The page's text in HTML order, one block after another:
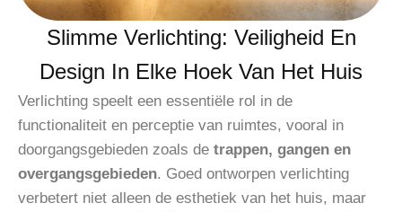
Slimme Verlichting: Veiligheid En
Design In Elke Hoek Van Het Huis
Verlichting speelt een essentiële rol in de
functionaliteit en perceptie van ruimtes, vooral in
doorgangsgebieden zoals de trappen, gangen en
overgangsgebieden. Goed ontworpen verlichting
verbetert niet alleen de esthetiek van het huis, maar